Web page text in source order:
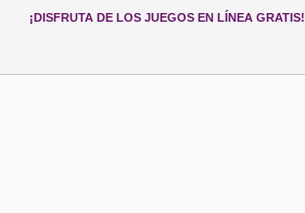
¡DISFRUTA DE LOS JUEGOS EN LÍNEA GRATIS!